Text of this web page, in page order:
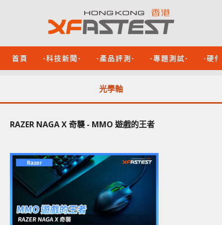
首頁 -科技新聞- -產品評測- -專題測試- -硬
光學軸
RAZER NAGA X 奇襲 - MMO 遊戲的王者